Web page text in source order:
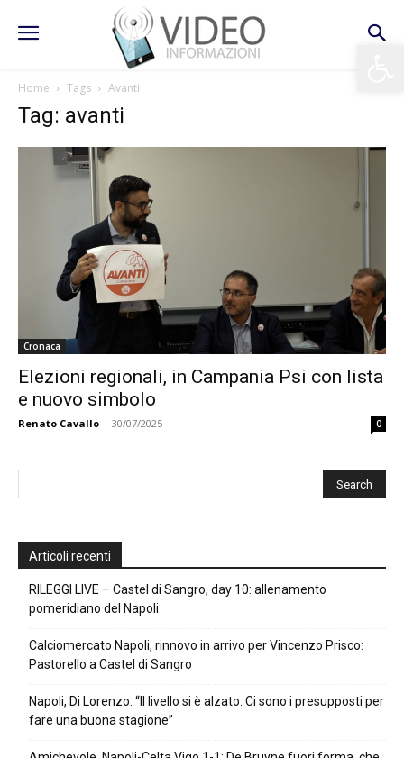
Home Tags Avanti
Tag: avanti
Cronaca
Elezioni regionali, in Campania Psi con lista
e nuovo simbolo
Renato Cavallo - 30/07/2025 0
Articoli recenti
RILEGGI LIVE – Castel di Sangro, day 10: allenamento
pomeridiano del Napoli
Calciomercato Napoli, rinnovo in arrivo per Vincenzo Prisco:
Pastorello a Castel di Sangro
Napoli, Di Lorenzo: “Il livello si è alzato. Ci sono i presupposti per
fare una buona stagione”